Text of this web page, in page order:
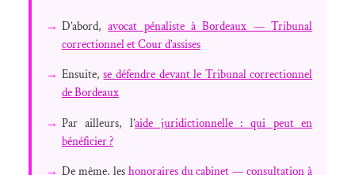
→ D’abord,avocat pénaliste à Bordeaux — Tribunal
correctionnel et Cour d’assises
→ Ensuite,se défendre devant le Tribunal correctionnel
de Bordeaux
→ Par ailleurs, l’aide juridictionnelle : qui peut en
bénéficier ?
→ De même, les honoraires du cabinet — consultation à